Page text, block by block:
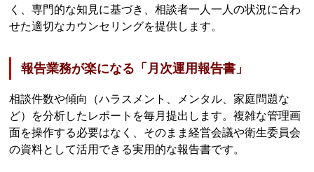
く、専門的な知見に基づき、相談者一人一人の状況に合わ
せた適切なカウンセリングを提供します。
報告業務が楽になる「月次運用報告書」
相談件数や傾向（ハラスメント、メンタル、家庭問題な
ど）を分析したレポートを毎月提出します。複雑な管理画
面を操作する必要はなく、そのまま経営会議や衛生委員会
の資料として活用できる実用的な報告書です。